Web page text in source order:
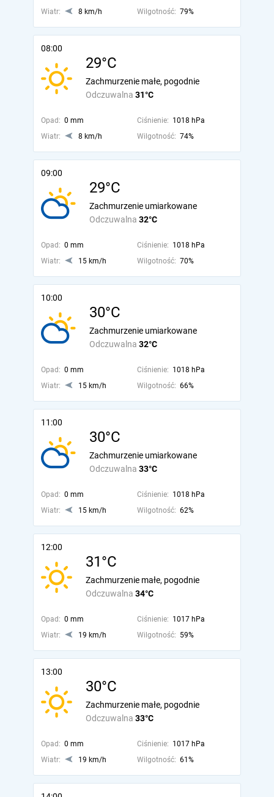
Wiatr: 8 km/h Wilgotność: 79%
08:00
29°C
Odczuwalna 31°C
Zachmurzenie małe, pogodnie
Opad: 0 mm Ciśnienie: 1018 hPa
Wiatr:
8 km/h Wilgotność: 74%
09:00
29°C
Odczuwalna 32°C
Zachmurzenie umiarkowane
Opad: 0 mm Ciśnienie: 1018 hPa
Wiatr:
15 km/h Wilgotność: 70%
10:00
30°C
Odczuwalna 32°C
Zachmurzenie umiarkowane
Opad: 0 mm Ciśnienie: 1018 hPa
Wiatr:
15 km/h Wilgotność: 66%
11:00
30°C
Odczuwalna 33°C
Zachmurzenie umiarkowane
Opad: 0 mm Ciśnienie: 1018 hPa
Wiatr:
15 km/h Wilgotność: 62%
12:00
31°C
Odczuwalna 34°C
Zachmurzenie małe, pogodnie
Opad: 0 mm Ciśnienie: 1017 hPa
Wiatr:
19 km/h Wilgotność: 59%
13:00
30°C
Odczuwalna 33°C
Zachmurzenie małe, pogodnie
Opad: 0 mm Ciśnienie: 1017 hPa
Wiatr:
19 km/h Wilgotność: 61%